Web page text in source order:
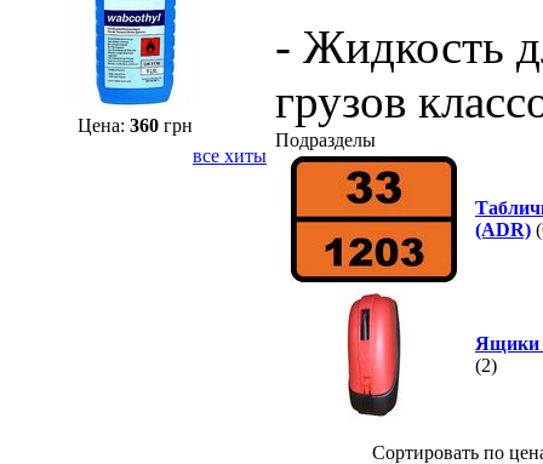
Цена: 360грн
все хиты
- Жидкость
грузов
Подразделы
(ADR)
Ящики
(2)
Cортировать по